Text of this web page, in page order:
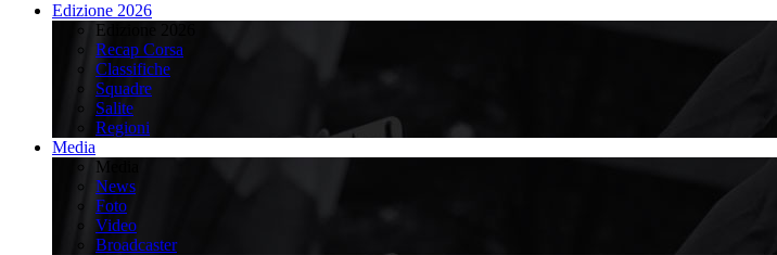
Edizione 2026
Edizione 2026
Recap Corsa
Classifiche
Squadre
Salite
Regioni
Media
Media
News
Foto
Video
Broadcaster